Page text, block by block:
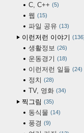
C, C++ 5
웹 15
파일 공유 13
이런저런 이야기 136
생활정보 26
운동경기 18
이런저런 일들 24
정치 28
TV, 영화 34
찍그림 35
동식물 14
풍경 9